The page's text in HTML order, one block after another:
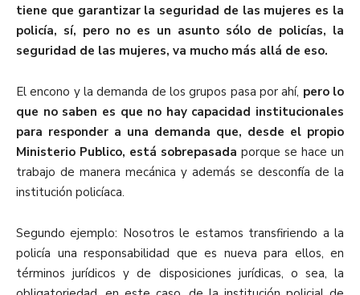
tiene que garantizar la seguridad de las mujeres es la
policía, sí, pero no es un asunto sólo de policías, la
seguridad de las mujeres, va mucho más allá de eso.
El encono y la demanda de los grupos pasa por ahí, pero lo
que no saben es que no hay capacidad institucionales
para responder a una demanda que, desde el propio
Ministerio Publico, está sobrepasada porque se hace un
trabajo de manera mecánica y además se desconfía de la
institución policíaca.
Segundo ejemplo: Nosotros le estamos transfiriendo a la
policía una responsabilidad que es nueva para ellos, en
términos jurídicos y de disposiciones jurídicas, o sea, la